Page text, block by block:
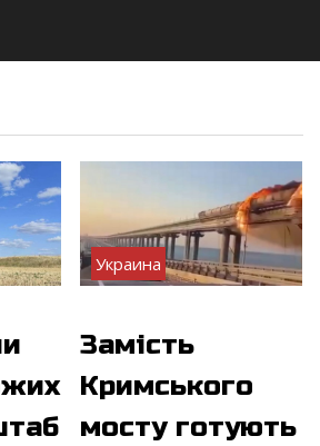
Украина
Замість
Кримського
мосту готують